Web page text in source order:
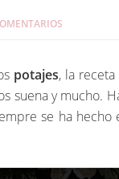
potajes, la
suena y mucho.
se ha